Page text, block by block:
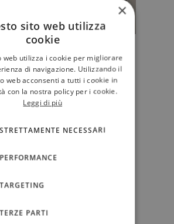
all'indipendenza
Bianca Pitzorno si
autrice di
per generazioni di
non solo), apre le porte
×
sito web utilizza
cookie
web utilizza i cookie per migliorare
di navigazione. Utilizzando il
web acconsenti a tutti i cookie in
con la nostra policy per i cookie.
Leggi di più
STRETTAMENTE NECESSARI
PERFORMANCE
TARGETING
TERZE PARTI